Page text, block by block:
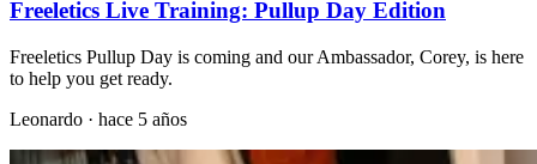
Freeletics Live Training: Pullup Day Edition
Freeletics Pullup Day is coming and our Ambassador, Corey, is here
to help you get ready.
Leonardo · hace 5 años